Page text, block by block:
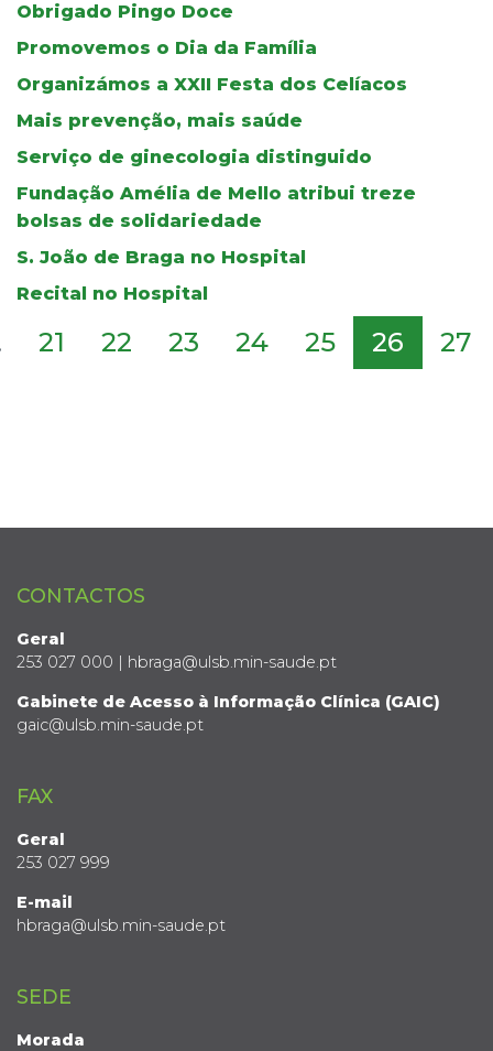
Obrigado Pingo Doce
Promovemos o Dia da Família
Organizámos a XXII Festa dos Celíacos
Mais prevenção, mais saúde
Serviço de ginecologia distinguido
Fundação Amélia de Mello atribui treze
bolsas de solidariedade
S. João de Braga no Hospital
Recital no Hospital
21 22 23 24 25 26 27
CONTACTOS
Geral
253 027 000 | hbraga@ulsb.min-saude.pt
Gabinete de Acesso à Informação Clínica (GAIC)
gaic@ulsb.min-saude.pt
FAX
Geral
253 027 999
E-mail
hbraga@ulsb.min-saude.pt
SEDE
Morada